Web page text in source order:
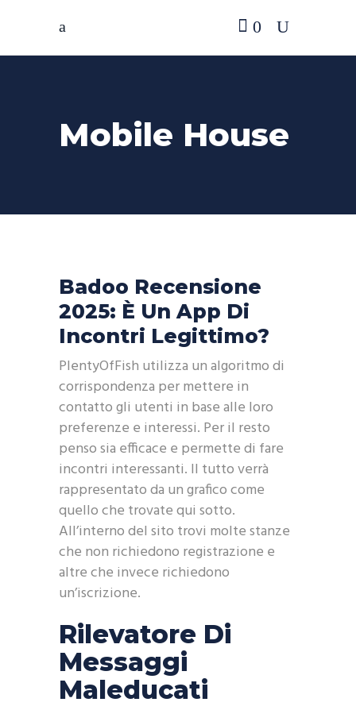
0
Mobile House
Badoo Recensione
2025: È Un App Di
Incontri Legittimo?
PlentyOfFish utilizza un algoritmo di
corrispondenza per mettere in
contatto gli utenti in base alle loro
preferenze e interessi. Per il resto
penso sia efficace e permette di fare
incontri interessanti. Il tutto verrà
rappresentato da un grafico come
quello che trovate qui sotto.
All’interno del sito trovi molte stanze
che non richiedono registrazione e
altre che invece richiedono
un’iscrizione.
Rilevatore Di
Messaggi
Maleducati